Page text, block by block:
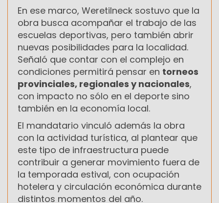
En ese marco, Weretilneck sostuvo que la
obra busca acompañar el trabajo de las
escuelas deportivas, pero también abrir
nuevas posibilidades para la localidad.
Señaló que contar con el complejo en
condiciones permitirá pensar en torneos
provinciales, regionales y nacionales,
con impacto no sólo en el deporte sino
también en la economía local.
El mandatario vinculó además la obra
con la actividad turística, al plantear que
este tipo de infraestructura puede
contribuir a generar movimiento fuera de
la temporada estival, con ocupación
hotelera y circulación económica durante
distintos momentos del año.